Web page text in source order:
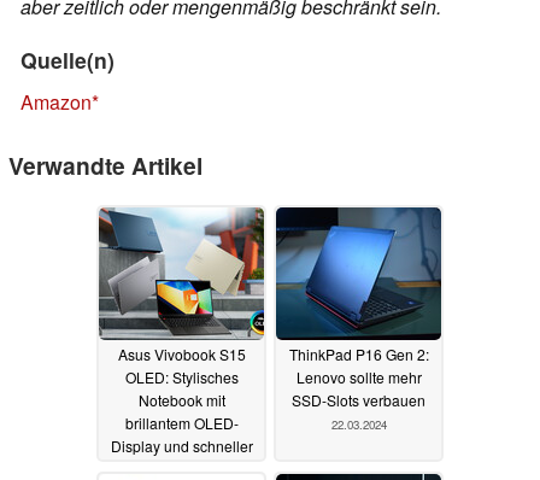
aber zeitlich oder mengenmäßig beschränkt sein.
Quelle(n)
Amazon
Verwandte Artikel
Asus Vivobook S15
OLED: Stylisches
Notebook mit
brillantem OLED-
Display und schneller
ThinkPad P16 Gen 2:
Lenovo sollte mehr
SSD-Slots verbauen
22.03.2024